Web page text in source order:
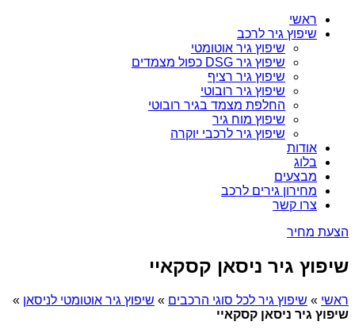
ראשי
שיפוץ גיר לרכב
שיפוץ גיר אוטומטי
שיפוץ גיר DSG כפול מצמדים
שיפוץ גיר רציף
שיפוץ גיר רובוטי
החלפת מצמד בגיר רובוטי
שיפוץ מוח גיר
שיפוץ גיר לרכבי יוקרה
אודות
בלוג
מבצעים
מחירון גירים לרכב
צרו קשר
הצעת מחיר
שיפוץ גיר ניסאן קסקאיי
ראשי » שיפוץ גיר לכל סוגי הרכבים » שיפוץ גיר אוטומטי לניסאן »
שיפוץ גיר ניסאן קסקאיי